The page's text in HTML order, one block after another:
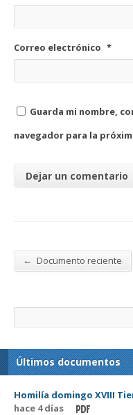
Correo electrónico *
Guarda mi nombre,
navegador para la
← Documento reciente
Buscar
Últimos documentos
Homilía domingo XVIII
hace 4 días